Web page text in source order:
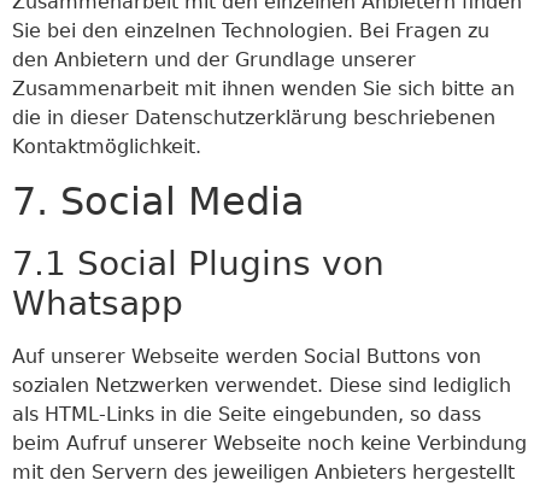
Sie bei den einzelnen Technologien. Bei Fragen zu
den Anbietern und der Grundlage unserer
Zusammenarbeit mit ihnen wenden Sie sich bitte an
die in dieser Datenschutzerklärung beschriebenen
Kontaktmöglichkeit.
7. Social Media
7.1 Social Plugins von
Whatsapp
Auf unserer Webseite werden Social Buttons von
sozialen Netzwerken verwendet. Diese sind lediglich
als HTML-Links in die Seite eingebunden, so dass
beim Aufruf unserer Webseite noch keine Verbindung
mit den Servern des jeweiligen Anbieters hergestellt